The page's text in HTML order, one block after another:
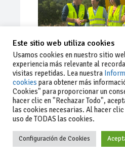
Ago 03, 2026
La Junta
A381 por Los
Este sitio web utiliza cookies
Usamos cookies en nuestro sitio
experiencia más relevante al
visitas repetidas. Lea nuestra
cookies para obtener más
Cookies" para proporcionar un
hacer clic en "Rechazar Todo",
las cookies necesarias. Al hacer
uso de TODAS las cookies.
Configuración de Cookies